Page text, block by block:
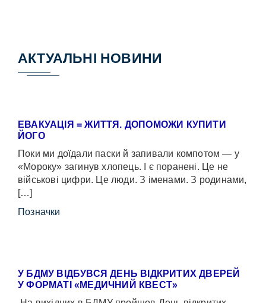
АКТУАЛЬНІ НОВИНИ
ЕВАКУАЦІЯ = ЖИТТЯ. ДОПОМОЖИ КУПИТИ
ЙОГО
Поки ми доїдали паски й запивали компотом — у
«Мороку» загинув хлопець. І є поранені. Це не
військові цифри. Це люди. З іменами. З родинами,
[…]
Позначки
У БДМУ ВІДБУВСЯ ДЕНЬ ВІДКРИТИХ ДВЕРЕЙ
У ФОРМАТІ «МЕДИЧНИЙ КВЕСТ»